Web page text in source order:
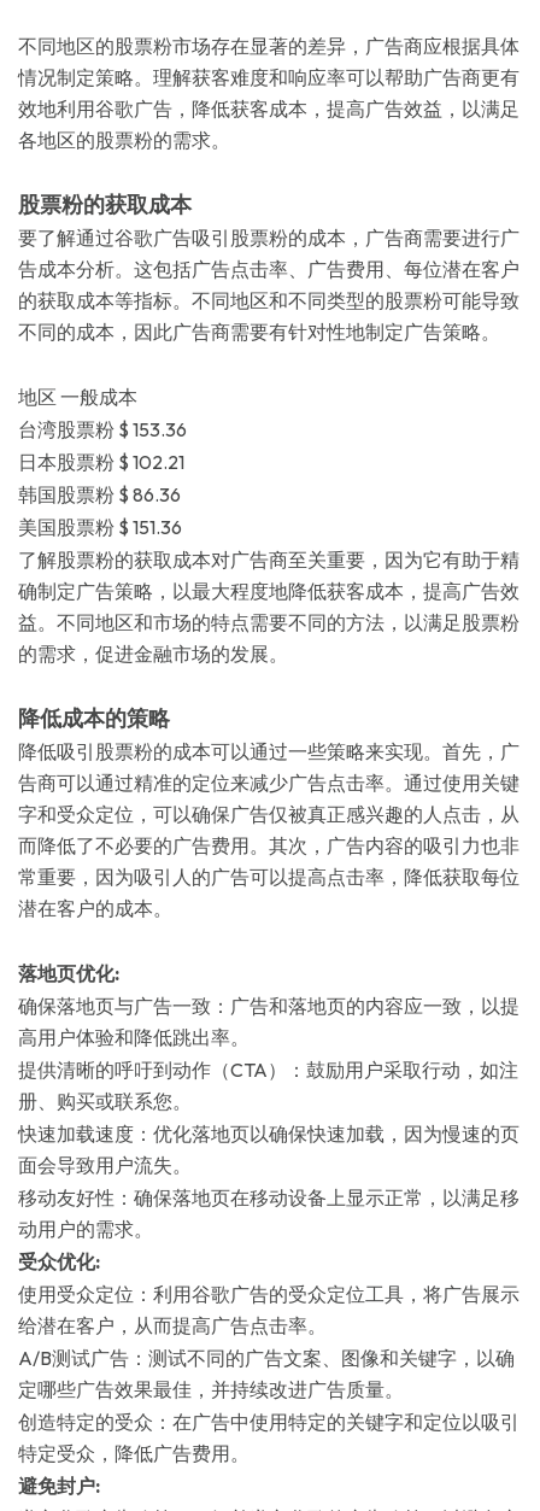
不同地区的股票粉市场存在显著的差异，广告商应根据具体
情况制定策略。理解获客难度和响应率可以帮助广告商更有
效地利用谷歌广告，降低获客成本，提高广告效益，以满足
各地区的股票粉的需求。
股票粉的获取成本
要了解通过谷歌广告吸引股票粉的成本，广告商需要进行广
告成本分析。这包括广告点击率、广告费用、每位潜在客户
的获取成本等指标。不同地区和不同类型的股票粉可能导致
不同的成本，因此广告商需要有针对性地制定广告策略。
地区 一般成本
台湾股票粉 $ 153.36
日本股票粉 $ 102.21
韩国股票粉 $ 86.36
美国股票粉 $ 151.36
了解股票粉的获取成本对广告商至关重要，因为它有助于精
确制定广告策略，以最大程度地降低获客成本，提高广告效
益。不同地区和市场的特点需要不同的方法，以满足股票粉
的需求，促进金融市场的发展。
降低成本的策略
降低吸引股票粉的成本可以通过一些策略来实现。首先，广
告商可以通过精准的定位来减少广告点击率。通过使用关键
字和受众定位，可以确保广告仅被真正感兴趣的人点击，从
而降低了不必要的广告费用。其次，广告内容的吸引力也非
常重要，因为吸引人的广告可以提高点击率，降低获取每位
潜在客户的成本。
落地页优化:
确保落地页与广告一致：广告和落地页的内容应一致，以提
高用户体验和降低跳出率。
提供清晰的呼吁到动作（CTA）：鼓励用户采取行动，如注
册、购买或联系您。
快速加载速度：优化落地页以确保快速加载，因为慢速的页
面会导致用户流失。
移动友好性：确保落地页在移动设备上显示正常，以满足移
动用户的需求。
受众优化:
使用受众定位：利用谷歌广告的受众定位工具，将广告展示
给潜在客户，从而提高广告点击率。
A/B测试广告：测试不同的广告文案、图像和关键字，以确
定哪些广告效果最佳，并持续改进广告质量。
创造特定的受众：在广告中使用特定的关键字和定位以吸引
特定受众，降低广告费用。
避免封户: